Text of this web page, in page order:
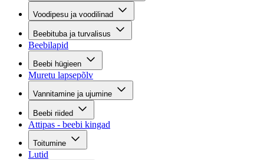
Voodipesu ja voodilinad
Beebituba ja turvalisus
Beebilapid
Beebi hügieen
Muretu lapsepõlv
Vannitamine ja ujumine
Beebi riided
Attipas - beebi kingad
Toitumine
Lutid